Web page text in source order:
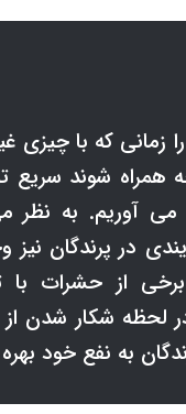
زمانی که با چیزی
همراه شوند سریع
می آوریم. به نظر
در پرندگان نیز
از حشرات با
لحظه شکار شدن
به نفع خود